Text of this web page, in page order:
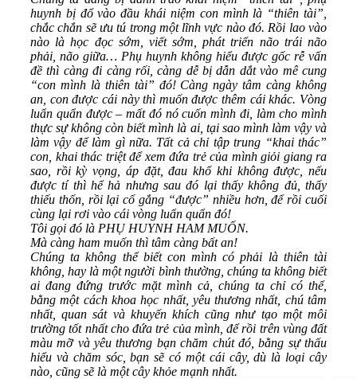
huynh bị đổ vào đầu khái niệm con mình là “thiên tài”,
chắc chắn sẽ ưu tú trong một lĩnh vực nào đó. Rồi lao vào
nào là học đọc sớm, viết sớm, phát triển não trái não
phải, não giữa… Phụ huynh không hiểu được gốc rễ vấn
đề thì càng đi càng rối, càng dễ bị dẫn dắt vào mê cung
“con mình là thiên tài” đó! Càng ngày tâm càng không
an, con được cái này thì muốn được thêm cái khác. Vòng
luẩn quẩn được – mất đó nó cuốn mình đi, làm cho mình
thực sự không còn biết mình là ai, tại sao mình làm vậy và
làm vậy để làm gì nữa. Tất cả chỉ tập trung “khai thác”
con, khai thác triệt để xem đứa trẻ của mình giỏi giang ra
sao, rồi kỳ vọng, áp đặt, đau khổ khi không được, nếu
được tí thì hể hả nhưng sau đó lại thấy không đủ, thấy
thiếu thốn, rồi lại cố gắng “được” nhiều hơn, để rồi cuối
cùng lại rơi vào cái vòng luẩn quẩn đó!
Tôi gọi đó là PHỤ HUYNH HAM MUỐN.
Mà càng ham muốn thì tâm càng bất an!
Chúng ta không thể biết con mình có phải là thiên tài
không, hay là một người bình thường, chúng ta không biết
ai đang đứng trước mặt mình cả, chúng ta chỉ có thể,
bằng một cách khoa học nhất, yêu thương nhất, chú tâm
nhất, quan sát và khuyến khích cũng như tạo một môi
trường tốt nhất cho đứa trẻ của mình, để rồi trên vùng đất
màu mỡ và yêu thương bạn chăm chút đó, bằng sự thấu
hiểu và chăm sóc, bạn sẽ có một cái cây, dù là loại cây
nào, cũng sẽ là một cây khỏe mạnh nhất.